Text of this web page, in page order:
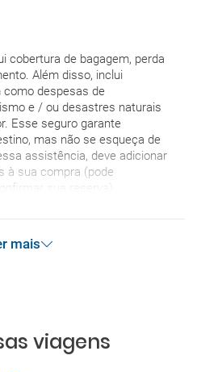
cobertura de bagagem, perda
Além disso, inclui
despesas de
e / ou desastres naturais
Esse seguro garante
mas não se esqueça de
assistência, deve adicionar
à sua compra (pode
sua reserva).
mais
viagens